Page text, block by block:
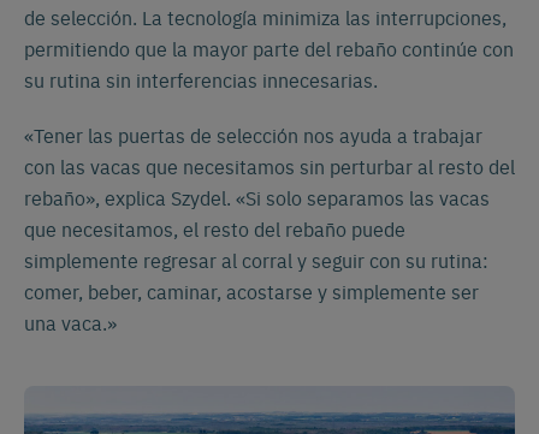
de selección. La tecnología minimiza las interrupciones,
permitiendo que la mayor parte del rebaño continúe con
su rutina sin interferencias innecesarias.
«Tener las puertas de selección nos ayuda a trabajar
con las vacas que necesitamos sin perturbar al resto del
rebaño», explica Szydel. «Si solo separamos las vacas
que necesitamos, el resto del rebaño puede
simplemente regresar al corral y seguir con su rutina:
comer, beber, caminar, acostarse y simplemente ser
una vaca.»